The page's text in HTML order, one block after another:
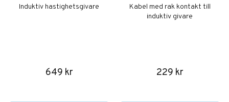
Induktiv hastighetsgivare
649 kr
Kabel med rak kontakt till
induktiv givare
229 kr